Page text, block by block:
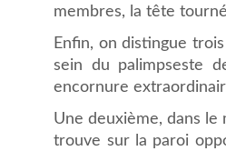
membres, la tête
Enfin, on distingue
sein du palimpseste
encornure
Une deuxième, dans
trouve sur la paroi